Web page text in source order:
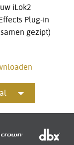
iLok2
Plug-in
gezipt)